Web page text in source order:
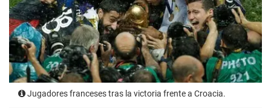
Jugadores franceses tras la victoria frente a Croacia.